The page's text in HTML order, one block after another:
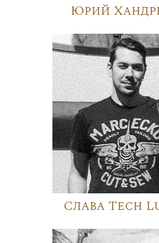
Юрий
Слава Tech